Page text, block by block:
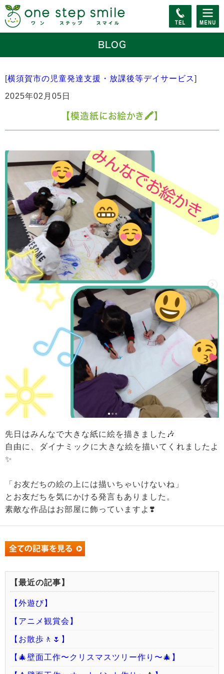
BLOG
[横須賀市の児童発達支援・放課後等デイサービス]
2025年02月05日
【模造紙にお絵かき🖍️】
先日はみんなで大きな紙に絵を描きました🎶
自由に、ダイナミックに大きな絵を描いてくれましたよ
✨
「お友だちの絵の上には描いちゃいけないね」
とお友だちを気にかける発言もありました。
素敵な作品はお部屋に飾っていますよ❣️
【最近の記事】
【外遊び】
【アニメ観賞会】
【お散歩🚶🌷】
【🎄壁面工作〜クリスマスツリー作り〜🎄】